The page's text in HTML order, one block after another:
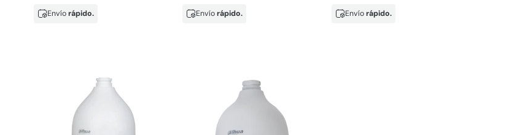
Envíorápido.
Envíorápido.
Envíorápido.